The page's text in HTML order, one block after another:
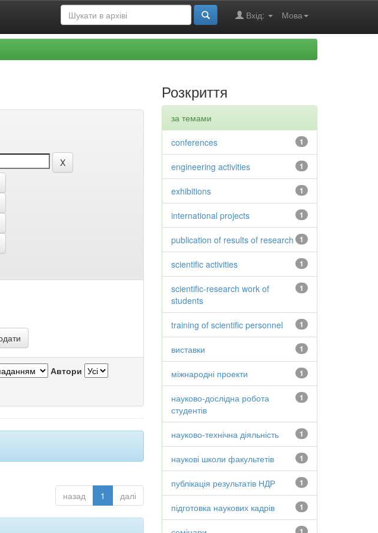
Мова
Вхід:
Автори
назад 1 далі
Розкриття
за темами
1
conferences
1
engineering activities
1
exhibitions
1
international projects
1
publication of results of research
1
scientific activities
1
scientific-research work of
students
1
training of scientific personnel
1
виставки
1
міжнародні проекти
1
науково-дослідна робота
студентів
1
науково-технічна діяльність
1
наукові школи факультетів
1
публікація результатів НДР
1
підготовка наукових кадрів